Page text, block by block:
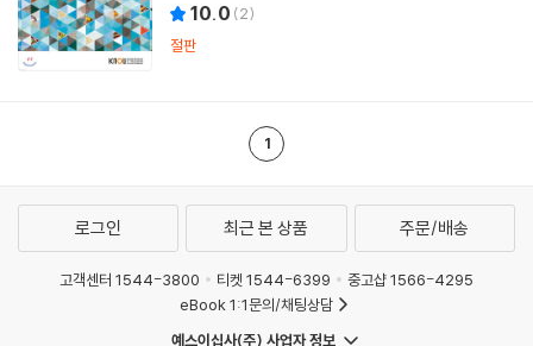
10.0 (2)
절판
1
로그인 최근 본 상품 주문/배송
고객센터 1544-3800 티켓 1544-6399
중고샵 1566-4295
eBook 1:1문의/채팅상담
예스이십사(주) 사업자 정보